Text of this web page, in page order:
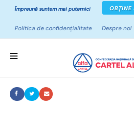
Împreună suntem mai puternici OBȚINE
Politica de confidențialitate Despre noi
ACASĂ